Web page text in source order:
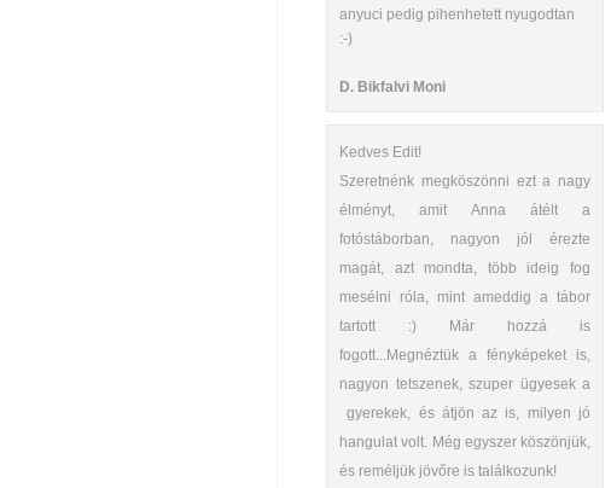
anyuci pedig pihenhetett nyugodtan
:-)
D. Bikfalvi Moni
Kedves Edit!
Szeretnénk megköszönni ezt a nagy
élményt, amit Anna átélt a
fotóstáborban, nagyon jól érezte
magát, azt mondta, több ideig fog
mesélni róla, mint ameddig a tábor
tartott :) Már hozzá is
fogott...Megnéztük a fényképeket is,
nagyon tetszenek, szuper ügyesek a
gyerekek, és átjön az is, milyen jó
hangulat volt. Még egyszer köszönjük,
és reméljük jövőre is találkozunk!